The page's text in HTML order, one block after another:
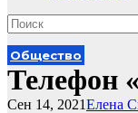
Общество
Телефон
Елена
Сен 14, 2021